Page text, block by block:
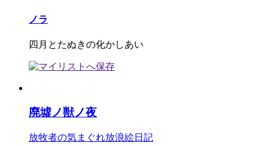
ノラ
四月とたぬきの化かしあい
廃墟ノ獣ノ夜
放牧者の気まぐれ放浪絵日記